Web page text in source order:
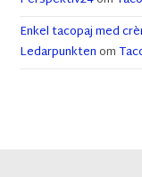
Enkel tacopaj med
Ledarpunktenom